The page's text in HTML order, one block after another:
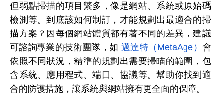
但弱點掃描的項目繁多，像是網站、系統或原始碼
檢測等。到底該如何制訂，才能規劃出最適合的掃
描方案？因每個網站體質都有著不同的差異，建議
可諮詢專業的技術團隊，如 邁達特（MetaAge）會
依照不同狀況，精準的規劃出需要掃瞄的範圍，包
含系統、應用程式、端口、協議等。幫助你找到適
合的防護措施，讓系統與網站擁有更全面的保障。